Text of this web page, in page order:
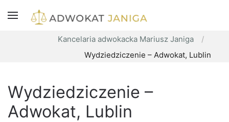
Kancelaria adwokacka Mariusz Janiga
Wydziedziczenie – Adwokat, Lublin
Wydziedziczenie –
Adwokat, Lublin